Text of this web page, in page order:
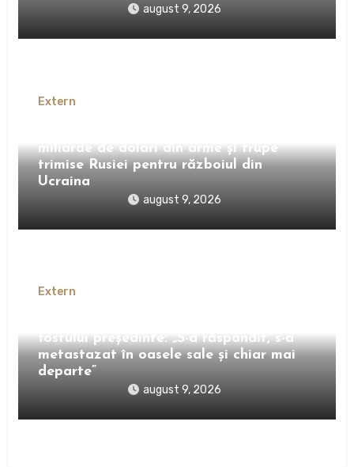
august 9, 2026
Extern
miliarde de dolari din arme și trupe
trimise Rusiei pentru războiul din
Ucraina
august 9, 2026
Extern
fostului președinte: „S-a răspândit, s-a
metastazat în oasele sale și chiar mai
departe”
august 9, 2026